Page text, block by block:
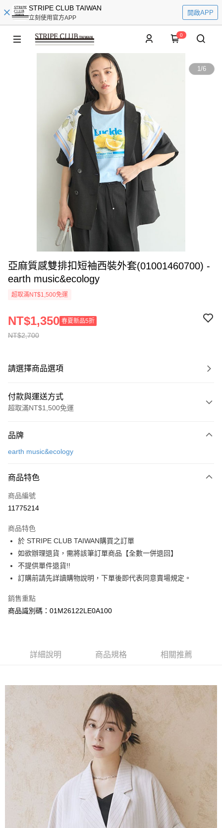
STRIPE CLUB TAIWAN
立刻使用官方APP
開啟APP
0
1/6
亞麻質感雙排扣短袖西裝外套(01001460700) -
earth music&ecology
超取滿NT$1,500免運
NT$2,700
NT$1,350 春夏新品5折
請選擇商品選項
付款與運送方式
超取滿NT$1,500免運
信用卡一次付款
3 期 0 利率 每期
合作金庫商業銀行
上海商業儲蓄銀行
臺灣中小企業銀行
匯豐（台灣）商業銀行
華泰商業銀行
聯邦商業銀行
遠東國際商業銀行
元大商業銀行
玉山商業銀行
星展（台灣）商業銀行
台灣樂天信用卡公司
超商取貨付款
LINE Pay
Apple Pay
街口支付
悠遊付
大哥付你分期
相關說明
流程，驗證手機門號後，選擇欲分期的期數、繳款截止日，確認付款後即完
消。如遇「轉專審核」未通過狀況，表示未達大哥付你分期系統評分，恕無
1.分期款項不併入電信帳單，「大哥付你分期」於每月結算日後寄送繳費提
2.透過簡訊連結打開帳單後，可選擇「超商條碼／台灣大直營門市／銀行轉
帳／街口支付／iPASS MONEY」等通路繳費。
【注意事項】
1.本服務係由「台灣大哥大股份有限公司」（以下簡稱本公司）所提供，讓
用戶於交易時，得透過本服務購買商品或服務，並由商店將買賣／分期付款
買賣價金債權讓與本公司後，依約使用本公司帳單繳交帳款。
2.基於同意付款使用「大哥付你分期」之契約關係目的，商店將以您的個人
資料（包含姓名、電話或地址）提供予台灣大哥大進項蒐集、處理及利用，
由本公司與您本人進行分期帳單所需資料之確認、核對及更正。
3.完整用戶服務條款，請詳閱以下連結：
https://oppay.tw/userRule
【關於「AFTEE先享後付」】
１．簡單：不需註冊會員、不需綁卡、不需儲值。
２．便利：只要手機號碼，簡訊認證，即可結帳。
３．安心：先確認商品／服務後，再付款。
【「AFTEE先享後付」結帳流程】
１．於結帳方式選擇「AFTEE先享後付」後，將跳轉至「AFTEE先享後付」
結帳頁面，進行簡訊認證並確認金額後，即可完成結帳。
２．訂單成立數日內，您將收到繳費通知簡訊。
３．收到繳費通知簡訊後14天內，點擊此簡訊中的連結，可透過四大超商／
ATM／網路銀行／等多元方式進行付款，方視為交易完成。
※ 請注意：結帳手續完成當下不需立刻繳費，但若您需要取消訂單，請聯絡
購買商品的店家。未經商家同意取消之訂單仍視為有效，需透過AFTEE先享
後付繳納相關費用。
※ 交易是否成功請以「AFTEE先享後付 」之結帳頁面顯示為準，若有關於
是否繳費成功／繳費後需取消欲退款等相關疑問，請聯繫「AFTEE先享後付
客戶支援中心」
https://netprotections.freshdesk.com/support/home
運送方式
每筆NT$60，滿NT$1,500(含以上)免運費
全家純取貨
每筆NT$60，滿NT$1,500(含以上)免運費
每筆NT$60，滿NT$1,500(含以上)免運費
每筆NT$60，滿NT$1,500(含以上)免運費
品牌
earth music&ecology
商品特色
商品編號
11775214
商品特色
於 STRIPE CLUB TAIWAN購買之訂單
如欲辦理退貨，需將該筆訂單商品【全數一併退回】
不提供單件退貨!!
訂購前請先詳讀購物說明，下單後即代表同意賣場規定。
銷售重點
商品識別碼：01M26122LE0A100
詳細說明 商品規格 相關推薦